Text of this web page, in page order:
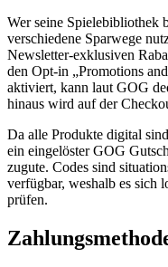
Wer seine Spielebibliothek
verschiedene Sparwege
Newsletter-exklusiven
den Opt-in „Promotions
aktiviert, kann laut GOG
hinaus wird auf der
Da alle Produkte digital
ein eingelöster GOG
zugute. Codes sind
verfügbar, weshalb es sich
prüfen.